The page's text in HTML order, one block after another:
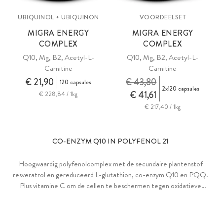
UBIQUINOL + UBIQUINON
MIGRA ENERGY
COMPLEX
Q10, Mg, B2, Acetyl-L-
Carnitine
€ 21,90
120 capsules
€ 228,84 / 1kg
VOORDEELSET
MIGRA ENERGY
COMPLEX
Q10, Mg, B2, Acetyl-L-
Carnitine
€ 41,61
€ 43,80 2x120 capsules
€ 217,40 / 1kg
CO-ENZYM Q10 IN POLYFENOL 21
Hoogwaardig polyfenolcomplex met de secundaire plantenstof
resveratrol en gereduceerd L-glutathion, co-enzym Q10 en PQQ.
Plus vitamine C om de cellen te beschermen tegen oxidatieve